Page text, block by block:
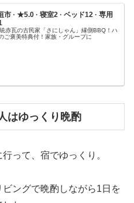
市 · ★5.0 · 寝室2 · ベッド12 · 専用
赤瓦の古民家「さにしゃん」縁側BBQ！ハ
ご褒美特典付！家族・グループに
はゆっくり晩酌
って、宿でゆっくり。
ングで晩酌しながら1日を